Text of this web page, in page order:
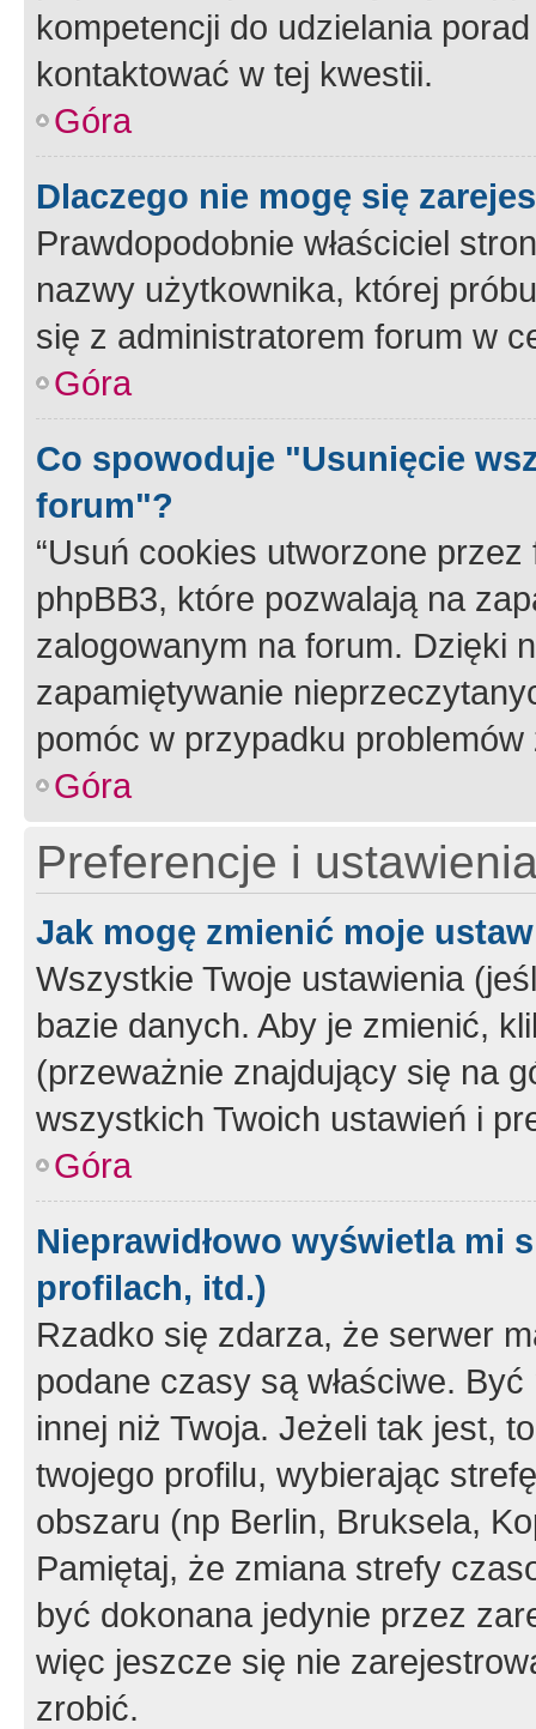
kompetencji do udzielania
kontaktować w tej kwestii.
Góra
Dlaczego nie mogę się
Prawdopodobnie właściciel
nazwy użytkownika, której
się z administratorem forum w
Góra
Co spowoduje "Usunięcie
forum"?
“Usuń cookies utworzone
phpBB3, które pozwalają na
zalogowanym na forum. Dzięki
zapamiętywanie
pomóc w przypadku
Góra
Preferencje i
Jak mogę zmienić moje
Wszystkie Twoje ustawienia
bazie danych. Aby je zmienić,
(przeważnie znajdujący się na
wszystkich Twoich ustawień i
Góra
Nieprawidłowo wyświetla mi
profilach, itd.)
Rzadko się zdarza, że serwer
podane czasy są właściwe.
innej niż Twoja. Jeżeli tak jest,
twojego profilu, wybierając
obszaru (np Berlin, Bruksela,
Pamiętaj, że zmiana strefy
być dokonana jedynie przez
więc jeszcze się nie
zrobić.